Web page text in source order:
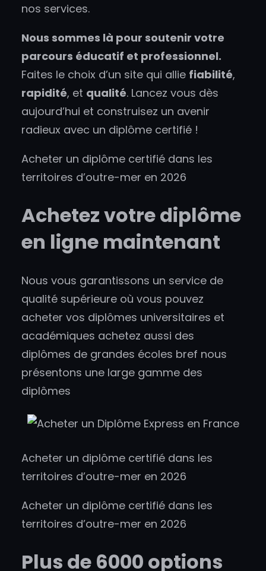
nos services.
Nous sommes là pour soutenir votre
parcours éducatif et professionnel.
Faites le choix d’un site qui allie fiabilité,
rapidité, et qualité. Lancez vous dès
aujourd’hui et construisez un avenir
radieux avec un diplôme certifié !
Acheter un diplôme certifié dans les
territoires d’outre-mer en 2026
Achetez votre diplôme
en ligne maintenant
Nous vous garantissons un service de
qualité supérieure où vous pouvez
acheter vos diplômes universitaires et
académiques achetez aussi des
diplômes de grandes écoles bref nous
présentons une large gamme des
diplômes
Acheter un diplôme certifié dans les
territoires d’outre-mer en 2026
Acheter un diplôme certifié dans les
territoires d’outre-mer en 2026
Plus de 6000 options